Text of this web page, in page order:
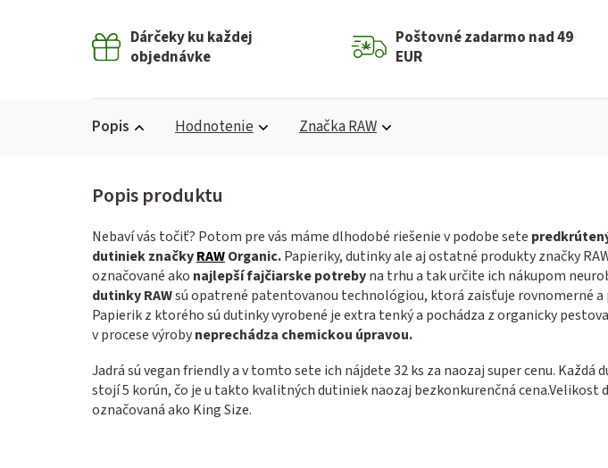
Dárčeky ku každej
objednávke
Poštovné zadarmo nad 49
EUR
Popis Hodnotenie ZnačkaRAW
Nebaví vás točiť? Potom pre vás máme dlhodobé riešenie v podobe sete
dutiniek značkyRAWOrganic.Papieriky, dutinky ale aj ostatné produkty značky
označované ako najlepší fajčiarske potrebyna trhu a tak určite ich nákupom
dutinky RAWsú opatrené patentovanou technológiou, ktorá zaisťuje rovnomerné a
Papierik z ktorého sú dutinky vyrobené je extra tenký a pochádza z organicky
v procese výrobyneprechádza chemickou úpravou.
Jadrá sú vegan friendly a v tomto sete ich nájdete 32 ks za naozaj super cenu. Každá
stojí 5 korún, čo je u takto kvalitných dutiniek naozaj bezkonkurenčná cena.Velikost
označovaná ako King Size.